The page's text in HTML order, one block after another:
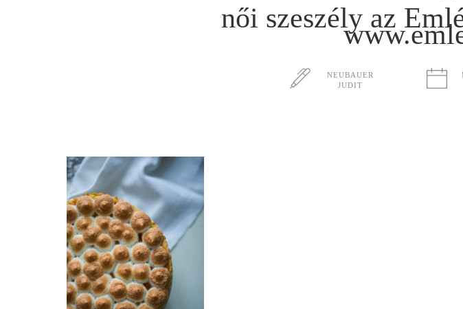
női szeszély az
NEUBAUER
JUDIT